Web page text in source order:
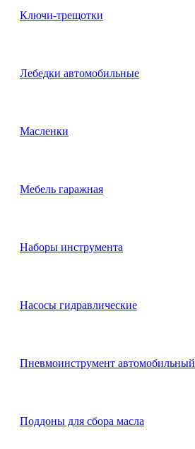
Ключи-трещотки
Лебедки автомобильные
Масленки
Мебель гаражная
Наборы инструмента
Насосы гидравлические
Пневмоинструмент автомобильный
Поддоны для сбора масла